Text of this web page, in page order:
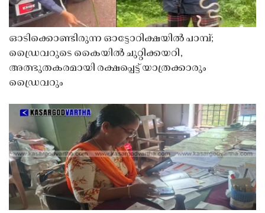
ഓടിക്കൊണ്ടിരുന്ന ഓട്ടോറിക്ഷയിൽ പാമ്പ്;
ഡ്രൈവറുടെ കൈയിൽ ചുറ്റിക്കയറി,
അത്ഭുതകരമായി രക്ഷപ്പെട്ട് യാത്രക്കാരും
ഡ്രൈവറും